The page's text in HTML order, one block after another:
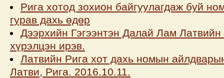
Рига хотод зохион байгуулагдаж буй
гурав дахь өдөр
Дээрхийн Гэгээнтэн Далай Лам Латвийн
хүрэлцэн ирэв.
Латвийн Рига хот дахь номын
Латви, Рига. 2016.10.11.